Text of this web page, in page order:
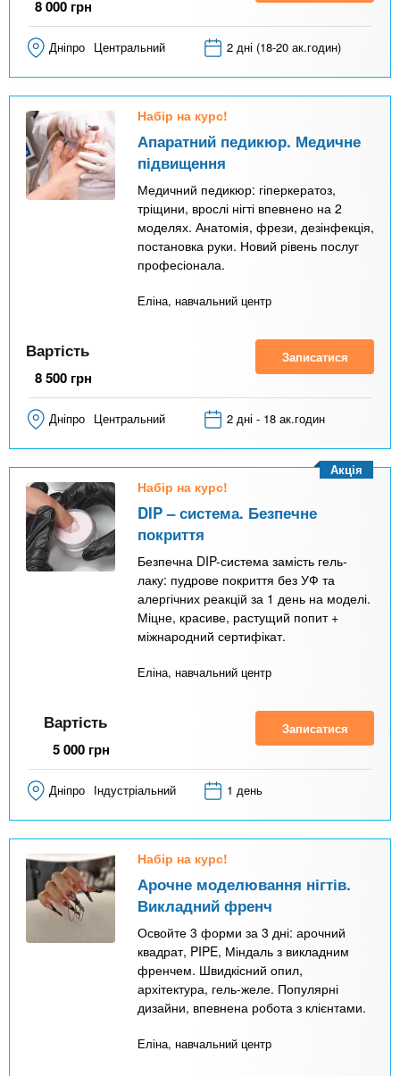
8 000 грн
Дніпро Центральний 2 дні (18-20 ак.годин)
Набір на курс!
Апаратний педикюр. Медичне
підвищення
Медичний педикюр: гіперкератоз,
тріщини, врослі нігті впевнено на 2
моделях. Анатомія, фрези, дезінфекція,
постановка руки. Новий рівень послуг
професіонала.
Еліна, навчальний центр
Вартість
8 500 грн
Записатися
Дніпро Центральний 2 дні - 18 ак.годин
Набір на курс!
DIP – система. Безпечне
покриття
Безпечна DIP-система замість гель-
лаку: пудрове покриття без УФ та
алергічних реакцій за 1 день на моделі.
Міцне, красиве, растущий попит +
міжнародний сертифікат.
Еліна, навчальний центр
Акція
Вартість
5 000 грн
Записатися
Дніпро Індустріальний 1 день
Набір на курс!
Арочне моделювання нігтів.
Викладний френч
Освойте 3 форми за 3 дні: арочний
квадрат, PIPE, Міндаль з викладним
френчем. Швидкісний опил,
архітектура, гель-желе. Популярні
дизайни, впевнена робота з клієнтами.
Еліна, навчальний центр